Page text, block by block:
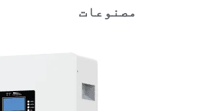
مصنوعات